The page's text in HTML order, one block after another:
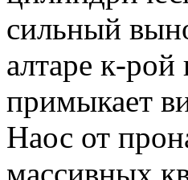
сильный
алтаре к-
примыкает
Наос от
массивных